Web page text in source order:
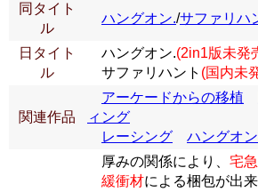
同タイト
ル
ハングオン./サファリハ
日タイト
ル
ハングオン.(2in1版未発
サファリハント (国内未
関連作品
アーケードからの移植
ィング
レーシング
ハングオ
厚みの関係により、 宅
緩衝材による梱包が出来